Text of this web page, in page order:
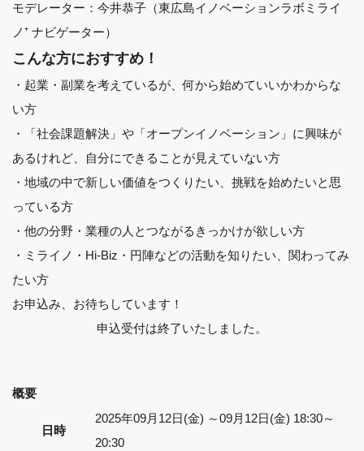
モデレーター：今井恭子（東広島イノベーションラボミライ
ノ⁺ ナビゲーター）
こんな方におすすめ！
・起業・副業を考えているが、何から始めていいかわからな
い方
・「社会課題解決」や「オープンイノベーション」に興味が
あるけれど、自分にできることが見えていない方
・地域の中で新しい価値をつくりたい、挑戦を始めたいと思
っている方
・他の分野・業種の人とつながるきっかけが欲しい方
・ミライノ・Hi-Biz・円陣などの活動を知りたい、関わってみ
たい方
お申込み、お待ちしています！
申込受付は終了いたしました。
概要
日時
2025年09月12日(金) ～09月12日(金) 18:30～
20:30